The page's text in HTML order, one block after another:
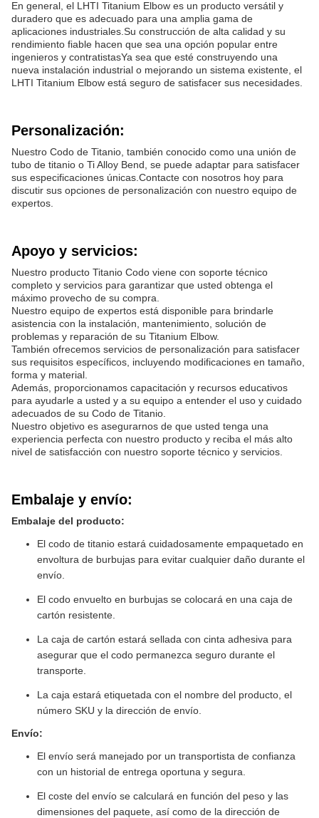
En general, el LHTI Titanium Elbow es un producto versátil y
duradero que es adecuado para una amplia gama de
aplicaciones industriales.Su construcción de alta calidad y su
rendimiento fiable hacen que sea una opción popular entre
ingenieros y contratistasYa sea que esté construyendo una
nueva instalación industrial o mejorando un sistema existente, el
LHTI Titanium Elbow está seguro de satisfacer sus necesidades.
Personalización:
Nuestro Codo de Titanio, también conocido como una unión de
tubo de titanio o Ti Alloy Bend, se puede adaptar para satisfacer
sus especificaciones únicas.Contacte con nosotros hoy para
discutir sus opciones de personalización con nuestro equipo de
expertos.
Apoyo y servicios:
Nuestro producto Titanio Codo viene con soporte técnico
completo y servicios para garantizar que usted obtenga el
máximo provecho de su compra.
Nuestro equipo de expertos está disponible para brindarle
asistencia con la instalación, mantenimiento, solución de
problemas y reparación de su Titanium Elbow.
También ofrecemos servicios de personalización para satisfacer
sus requisitos específicos, incluyendo modificaciones en tamaño,
forma y material.
Además, proporcionamos capacitación y recursos educativos
para ayudarle a usted y a su equipo a entender el uso y cuidado
adecuados de su Codo de Titanio.
Nuestro objetivo es asegurarnos de que usted tenga una
experiencia perfecta con nuestro producto y reciba el más alto
nivel de satisfacción con nuestro soporte técnico y servicios.
Embalaje y envío:
Embalaje del producto:
El codo de titanio estará cuidadosamente empaquetado en
envoltura de burbujas para evitar cualquier daño durante el
envío.
El codo envuelto en burbujas se colocará en una caja de
cartón resistente.
La caja de cartón estará sellada con cinta adhesiva para
asegurar que el codo permanezca seguro durante el
transporte.
La caja estará etiquetada con el nombre del producto, el
número SKU y la dirección de envío.
Envío:
El envío será manejado por un transportista de confianza
con un historial de entrega oportuna y segura.
El coste del envío se calculará en función del peso y las
dimensiones del paquete, así como de la dirección de